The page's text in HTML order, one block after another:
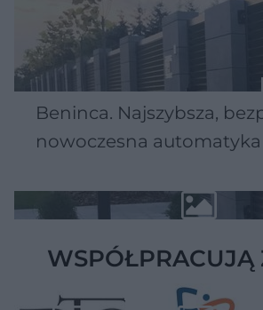
Beninca. Najszybsza,
nowoczesna
WSPÓŁPRACUJĄ